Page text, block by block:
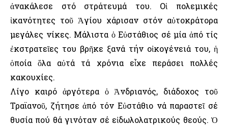
ἀνακάλεσε στό στράτευμά του. Οἱ πολεμικές
ἱκανότητες τοῦ Ἁγίου χάρισαν στόν αὐτοκράτορα
μεγάλες νίκες. Μάλιστα ὁ Εὐστάθιος σέ μία ἀπό τίς
ἐκστρατεῖες του βρῆκε ξανά τήν οἰκογένειά του, ἡ
ὁποία ὅλα αὐτά τά χρόνια εἶχε περάσει πολλές
κακουχίες.
Λίγο καιρό ἀργότερα ὁ Ἀνδριανός, διάδοχος τοῦ
Τραϊανοῦ, ζήτησε ἀπό τόν Εὐστάθιο νά παραστεῖ σέ
θυσία πού θά γινόταν σέ εἰδωλολατρικούς θεούς. Ὁ